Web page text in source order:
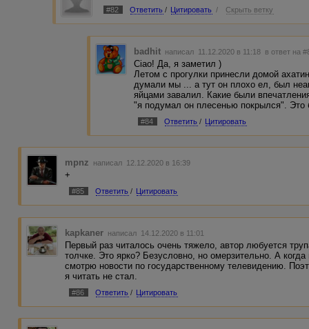
Я потерял сознание. А когда пришел в себя, вдруг
// Мастеровитость, как она есть.
Когда я выходил из дому
// я направился в магАзин
бог, внезапно вышедший из толчка, клацнул
// Кроме толчка же ничего не подошло бы сюда, рука
Всё это убило окончательно, и помножило на ноль всю
шизоидного состояния.
#82 Ответить / Цитировать / Скрыть ветку
badhit написал 11.12.2020 в 11:18 в ответ на
Ciao! Да, я заметил )
Летом с прогулки принесли домой
думали мы ... а тут он плохо ел, был
яйцами завалил. Какие были
"я подумал он плесенью покрылся".
#84 Ответить / Цитировать
mpnz написал 12.12.2020 в 16:39
+
#85 Ответить / Цитировать
kapkaner написал 14.12.2020 в 11:01
Первый раз читалось очень тяжело, автор любуется
толчке. Это ярко? Безусловно, но омерзительно. А
смотрю новости по государственному телевидению.
я читать не стал.
#86 Ответить / Цитировать